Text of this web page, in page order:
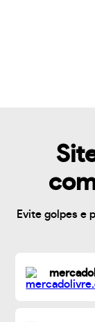
Evite golpes e